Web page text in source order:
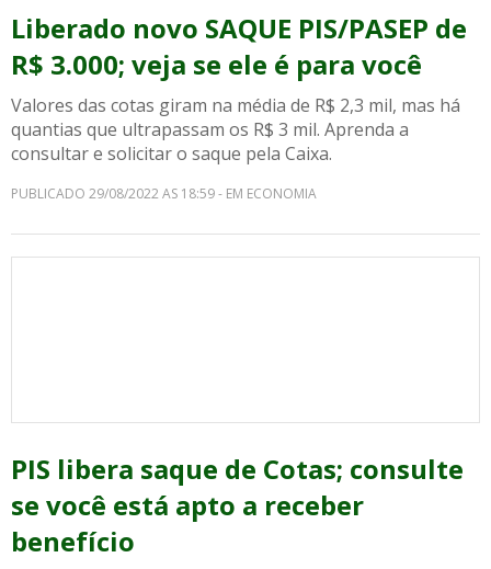
Liberado novo SAQUE PIS/PASEP de
R$ 3.000; veja se ele é para você
Valores das cotas giram na média de R$ 2,3 mil, mas há
quantias que ultrapassam os R$ 3 mil. Aprenda a
consultar e solicitar o saque pela Caixa.
PUBLICADO 29/08/2022 AS 18:59 - EM ECONOMIA
PIS libera saque de Cotas; consulte
se você está apto a receber
benefício